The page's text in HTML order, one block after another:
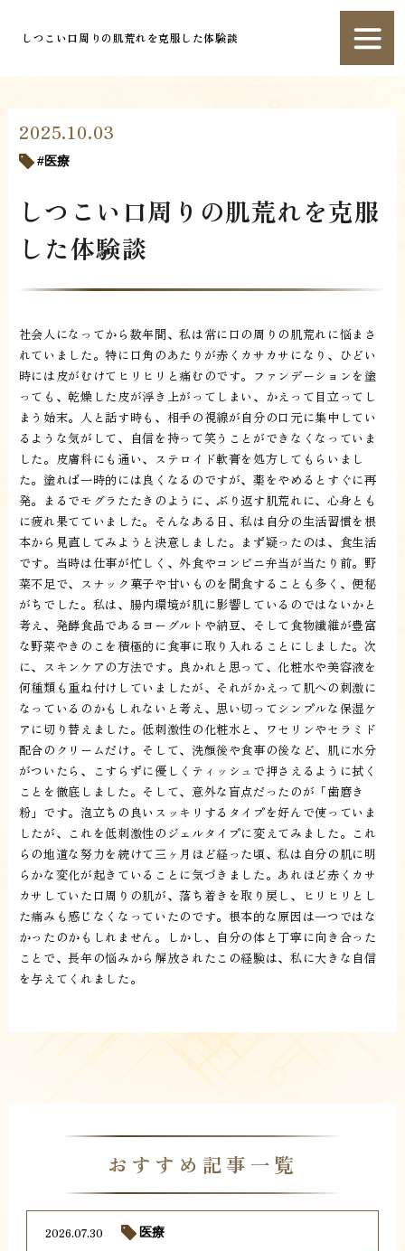
しつこい口周りの肌荒れを克服した体験談
2025.10.03
医療
しつこい口周りの肌荒れを克服
した体験談
社会人になってから数年間、私は常に口の周りの肌荒れに悩まさ
れていました。特に口角のあたりが赤くカサカサになり、ひどい
時には皮がむけてヒリヒリと痛むのです。ファンデーションを塗
っても、乾燥した皮が浮き上がってしまい、かえって目立ってし
まう始末。人と話す時も、相手の視線が自分の口元に集中してい
るような気がして、自信を持って笑うことができなくなっていま
した。皮膚科にも通い、ステロイド軟膏を処方してもらいまし
た。塗れば一時的には良くなるのですが、薬をやめるとすぐに再
発。まるでモグラたたきのように、ぶり返す肌荒れに、心身とも
に疲れ果てていました。そんなある日、私は自分の生活習慣を根
本から見直してみようと決意しました。まず疑ったのは、食生活
です。当時は仕事が忙しく、外食やコンビニ弁当が当たり前。野
菜不足で、スナック菓子や甘いものを間食することも多く、便秘
がちでした。私は、腸内環境が肌に影響しているのではないかと
考え、発酵食品であるヨーグルトや納豆、そして食物繊維が豊富
な野菜やきのこを積極的に食事に取り入れることにしました。次
に、スキンケアの方法です。良かれと思って、化粧水や美容液を
何種類も重ね付けしていましたが、それがかえって肌への刺激に
なっているのかもしれないと考え、思い切ってシンプルな保湿ケ
アに切り替えました。低刺激性の化粧水と、ワセリンやセラミド
配合のクリームだけ。そして、洗顔後や食事の後など、肌に水分
がついたら、こすらずに優しくティッシュで押さえるように拭く
ことを徹底しました。そして、意外な盲点だったのが「歯磨き
粉」です。泡立ちの良いスッキリするタイプを好んで使っていま
したが、これを低刺激性のジェルタイプに変えてみました。これ
らの地道な努力を続けて三ヶ月ほど経った頃、私は自分の肌に明
らかな変化が起きていることに気づきました。あれほど赤くカサ
カサしていた口周りの肌が、落ち着きを取り戻し、ヒリヒリとし
た痛みも感じなくなっていたのです。根本的な原因は一つではな
かったのかもしれません。しかし、自分の体と丁寧に向き合った
ことで、長年の悩みから解放されたこの経験は、私に大きな自信
を与えてくれました。
おすすめ記事一覧
2026.07.30 医療